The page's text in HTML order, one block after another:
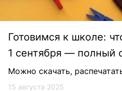
Готовимся к школе:
1 сентября — полный
Можно скачать,
15 августа 2025